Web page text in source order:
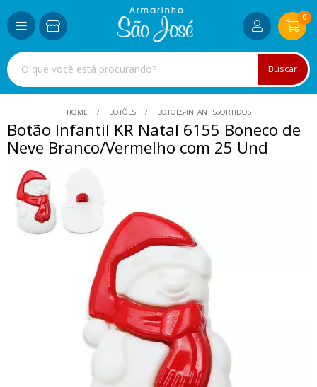
Buscar
0
HOME BOTÕES BOTOES-INFANTISSORTIDOS
Botão Infantil KR Natal 6155 Boneco de
Neve Branco/Vermelho com 25 Und